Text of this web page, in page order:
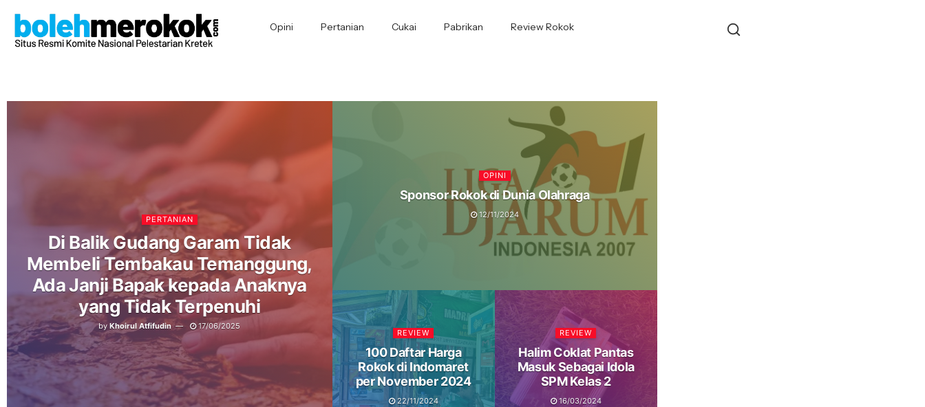
Opini Pertanian Cukai Pabrikan Review Rokok
PERTANIAN
Di Balik Gudang Garam Tidak
Membeli Tembakau Temanggung,
Ada Janji Bapak kepada Anaknya
yang Tidak Terpenuhi
by Khoirul Atfifudin 17/06/2025
OPINI
Sponsor Rokok di Dunia Olahraga
12/11/2024
REVIEW
100 Daftar Harga
Rokok di Indomaret
per November 2024
22/11/2024
REVIEW
Halim Coklat Pantas
Masuk Sebagai Idola
SPM Kelas 2
16/03/2024